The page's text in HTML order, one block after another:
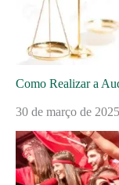
Como Realizar a
30 de março de 2025